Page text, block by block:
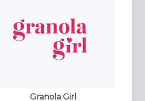
Granola Girl